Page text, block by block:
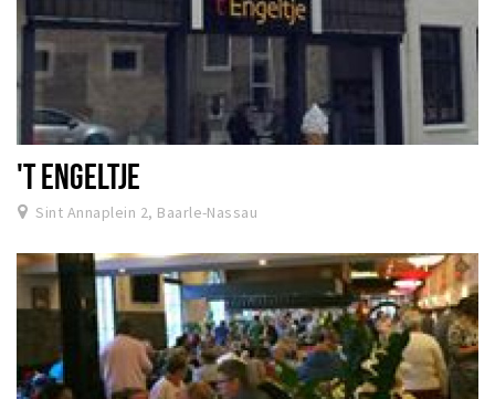
'T ENGELTJE
Sint Annaplein 2, Baarle-Nassau